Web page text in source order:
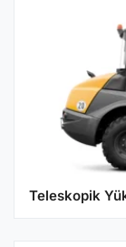
Teleskopik